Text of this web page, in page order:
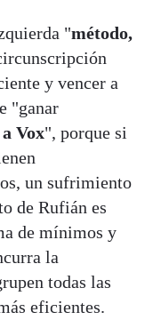
"método,
y vencer a
"ganar
Vox", porque si
un sufrimiento
de Rufián es
de mínimos y
la
todas las
eficientes.